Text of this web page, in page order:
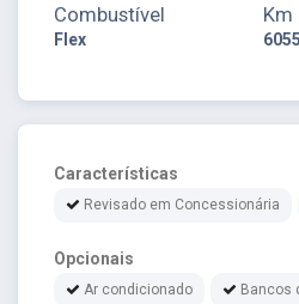
Combustível
Flex
Km
Características
Revisado em Concessionária
Opcionais
Ar condicionado Bancos